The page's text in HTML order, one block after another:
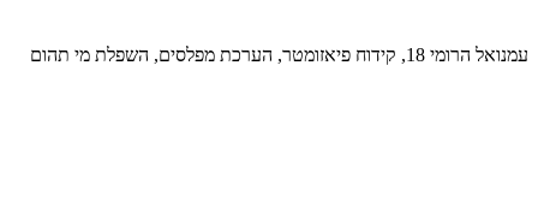
עמנואל הרומי 18, קידוח פיאזומטר, הערכת מפלסים, השפלת מי תהום